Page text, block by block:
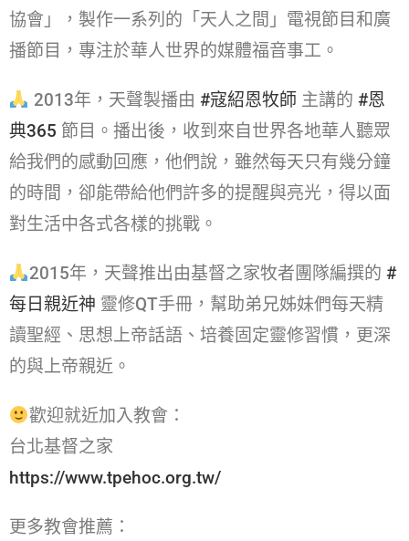
協會」，製作一系列的「天人之間」電視節目和廣
播節目，專注於華人世界的媒體福音事工。
2013年，天聲製播由 #寇紹恩牧師​ 主講的 #恩
典365​ 節目。播出後，收到來自世界各地華人聽眾
給我們的感動回應，他們說，雖然每天只有幾分鐘
的時間，卻能帶給他們許多的提醒與亮光，得以面
對生活中各式各樣的挑戰。
2015年，天聲推出由基督之家牧者團隊編撰的 #
每日親近神​ 靈修QT手冊，幫助弟兄姊妹們每天精
讀聖經、思想上帝話語、培養固定靈修習慣，更深
的與上帝親近。
歡迎就近加入教會：
台北基督之家
https://www.tpehoc.org.tw/
更多教會推薦：